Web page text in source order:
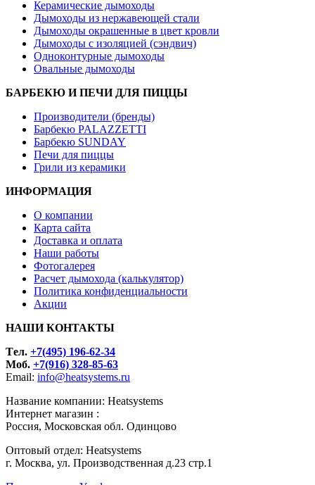
Керамические дымоходы
Дымоходы из нержавеющей стали
Дымоходы окрашенные в цвет кровли
Дымоходы с изоляцией (сэндвич)
Одноконтурные дымоходы
Овальные дымоходы
БАРБЕКЮ И ПЕЧИ ДЛЯ ПИЦЦЫ
Производители (бренды)
Барбекю PALAZZETTI
Барбекю SUNDAY
Печи для пиццы
Грили из керамики
ИНФОРМАЦИЯ
О компании
Карта сайта
Доставка и оплата
Наши работы
Фотогалерея
Расчет дымохода (калькулятор)
Политика конфиденциальности
Акции
НАШИ КОНТАКТЫ
Tел. +7(495) 196-62-34
Моб. +7(916) 328-85-63
Email: info@heatsystems.ru
Название компании: Heatsystems
Интернет магазин :
Россия, Московская обл. Одинцово
Оптовый отдел: Heatsystems
г. Москва, ул. Производственная д.23 стр.1